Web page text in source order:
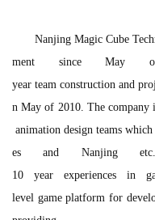
手
机
游
戏
单
Nanjing Magic Cube
ment since May
year team construction and
n May of 2010. The company
animation design teams
es and Nanjing
10 year experiences in
level game platform for